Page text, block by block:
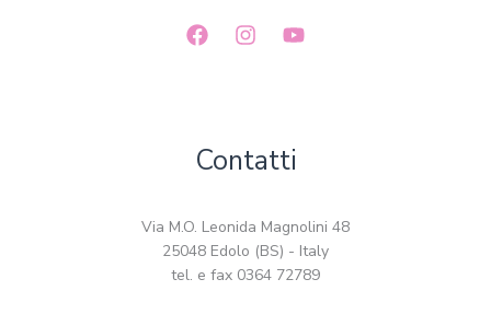
Contatti
Via M.O. Leonida Magnolini 48
25048 Edolo (BS) - Italy
tel. e fax 0364 72789